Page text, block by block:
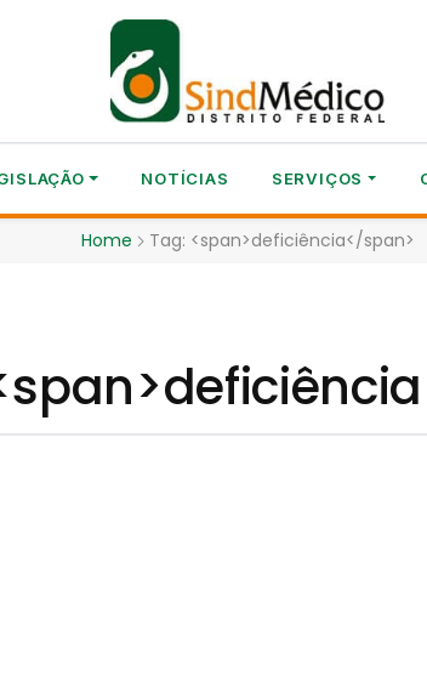
NOTÍCIAS SERVIÇOS
Home Tag: <span>deficiência</span>